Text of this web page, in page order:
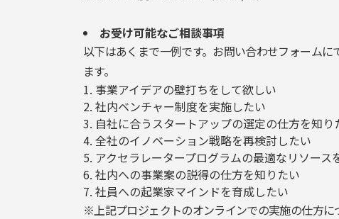
お受け可能なご相談事項
以下はあくまで一例です。お問い合わせフォーム
ます。
事業アイデアの壁打ちをして欲しい
社内ベンチャー制度を実施したい
自社に合うスタートアップの選定の仕方を知り
全社のイノベーション戦略を再検討したい
アクセラレータープログラムの最適なリソース
社内への事業案の説得の仕方を知りたい
社員への起業家マインドを育成したい
※上記プロジェクトのオンラインでの実施の仕方に